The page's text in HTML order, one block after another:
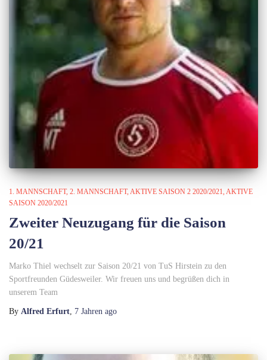
1. MANNSCHAFT 2. MANNSCHAFT AKTIVE SAISON 2 2020/2021 AKTIVE
SAISON 2020/2021
Zweiter Neuzugang für die Saison
20/21
Marko Thiel wechselt zur Saison 20/21 von TuS Hirstein zu den
Sportfreunden Güdesweiler. Wir freuen uns und begrüßen dich in
unserem Team
By Alfred Erfurt, 7 Jahren ago